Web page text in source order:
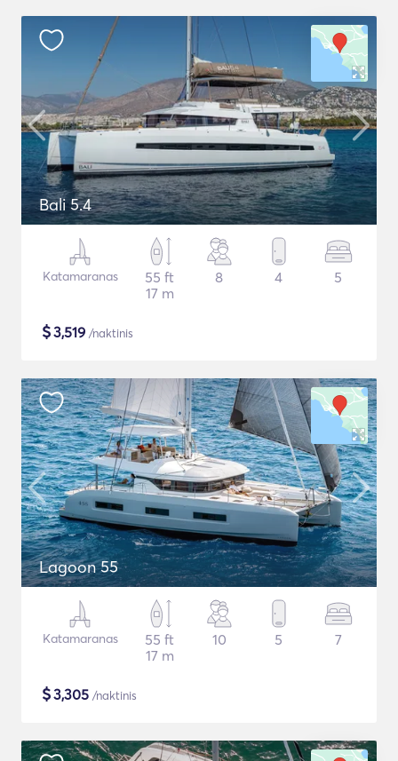
Bali 5.4
Katamaranas
55 ft
17 m
8 4 5
$3,519 /naktinis
Lagoon 55
Katamaranas
55 ft
17 m
10 5 7
$3,305 /naktinis